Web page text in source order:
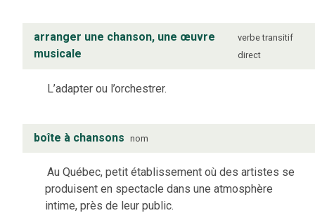
arranger une chanson, une œuvre
musicale
verbe transitif
direct
L’adapter ou l’orchestrer.
boîte à chansons nom
Au Québec, petit établissement où des artistes se
produisent en spectacle dans une atmosphère
intime, près de leur public.